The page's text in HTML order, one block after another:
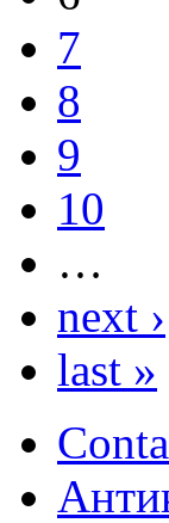
7
8
9
10
…
next ›
last »